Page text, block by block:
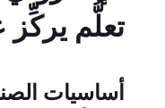
تعلُّم يركِّز
أساسيات